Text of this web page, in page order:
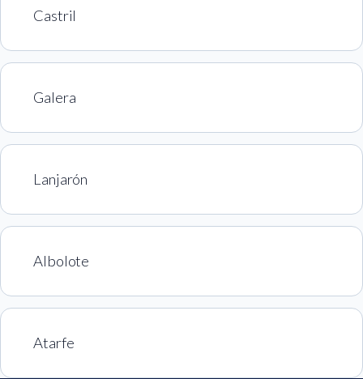
Castril
Galera
Lanjarón
Albolote
Atarfe